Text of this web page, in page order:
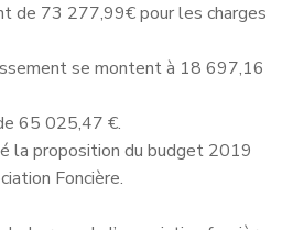
de 73 277,99€ pour les charges
se montent à 18 697,16
65 025,47 €.
la proposition du budget 2019
Foncière.